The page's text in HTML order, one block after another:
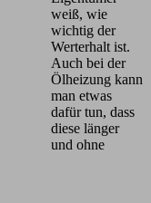
weiß, wie
wichtig der
Werterhalt ist.
Auch bei der
Ölheizung kann
man etwas
dafür tun, dass
diese länger
und ohne